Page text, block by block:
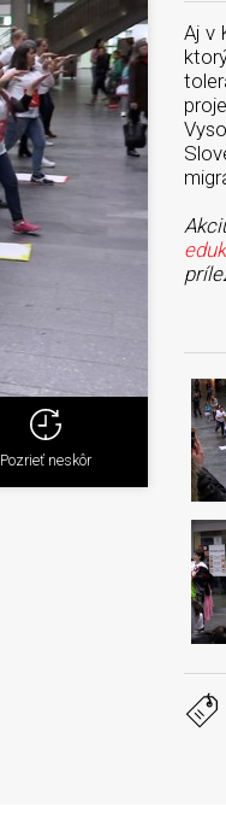
Pozrieť neskôr
Aj v